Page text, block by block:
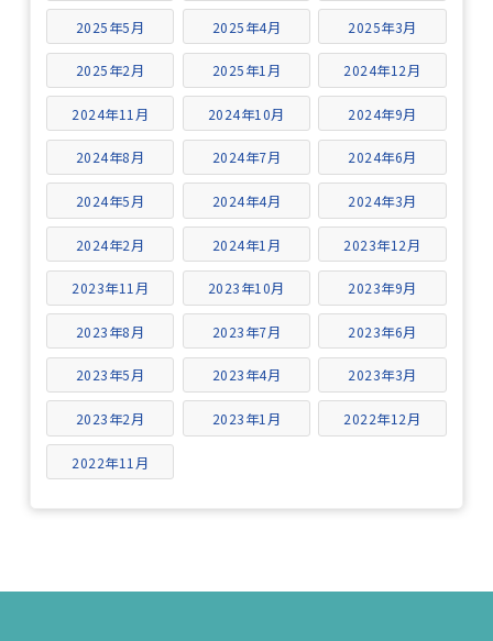
2025年5月 2025年4月 2025年3月
2025年2月 2025年1月 2024年12月
2024年11月 2024年10月 2024年9月
2024年8月 2024年7月 2024年6月
2024年5月 2024年4月 2024年3月
2024年2月 2024年1月 2023年12月
2023年11月 2023年10月 2023年9月
2023年8月 2023年7月 2023年6月
2023年5月 2023年4月 2023年3月
2023年2月 2023年1月 2022年12月
2022年11月